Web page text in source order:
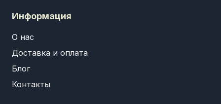
Информация
О нас
Доставка и оплата
Блог
Контакты